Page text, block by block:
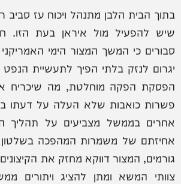
בתוך הבית הלבן מתנהל ויכוח עז סביב
שיש להפעיל מול איראן בעת הזו.
סבורים כי המשך המצור הימי
יגרום לנזק בלתי הפיך לתעשיית
הפסקת הפקה מוחלטת, מה שיכריח
פשרות כואבות שלא העלה על דעתו
אחרים בממשל מצביעים על תהליך
אחיזתם של משמרות המהפכה
גורמים, המצור דווקא מחזק את
צוותי המשא ומתן להציג ויתורים